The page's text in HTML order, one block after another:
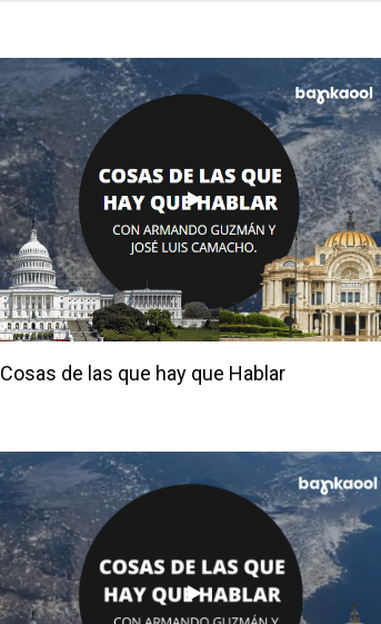
Cosas de las que hay que Hablar